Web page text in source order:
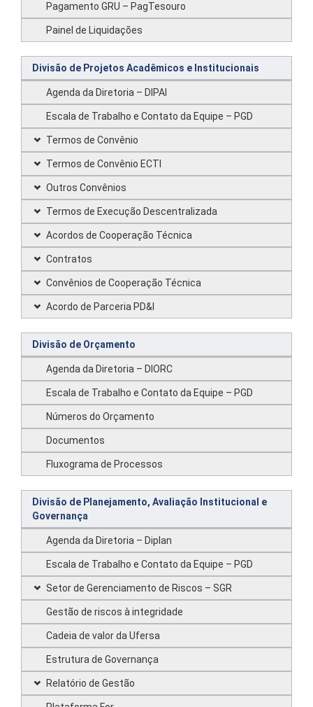
Pagamento GRU – PagTesouro
Painel de Liquidações
Divisão de Projetos Acadêmicos e Institucionais
Agenda da Diretoria – DIPAI
Escala de Trabalho e Contato da Equipe – PGD
Termos de Convênio
Termos de Convênio ECTI
Outros Convênios
Termos de Execução Descentralizada
Acordos de Cooperação Técnica
Contratos
Convênios de Cooperação Técnica
Acordo de Parceria PD&I
Divisão de Orçamento
Agenda da Diretoria – DIORC
Escala de Trabalho e Contato da Equipe – PGD
Números do Orçamento
Documentos
Fluxograma de Processos
Divisão de Planejamento, Avaliação Institucional e
Governança
Agenda da Diretoria – Diplan
Escala de Trabalho e Contato da Equipe – PGD
Setor de Gerenciamento de Riscos – SGR
Gestão de riscos à integridade
Cadeia de valor da Ufersa
Estrutura de Governança
Relatório de Gestão